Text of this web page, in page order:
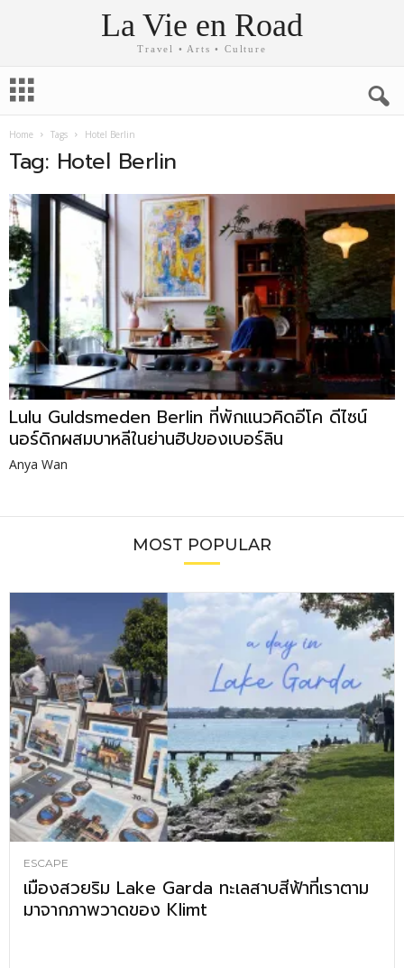
La Vie en Road
Travel • Arts • Culture
Home Tags Hotel Berlin
Tag: Hotel Berlin
Lulu Guldsmeden Berlin ที่พักแนวคิดอีโค ดีไซน์
นอร์ดิกผสมบาหลีในย่านฮิปของเบอร์ลิน
Anya Wan
MOST POPULAR
ESCAPE
เมืองสวยริม Lake Garda ทะเลสาบสีฟ้าที่เราตาม
มาจากภาพวาดของ Klimt